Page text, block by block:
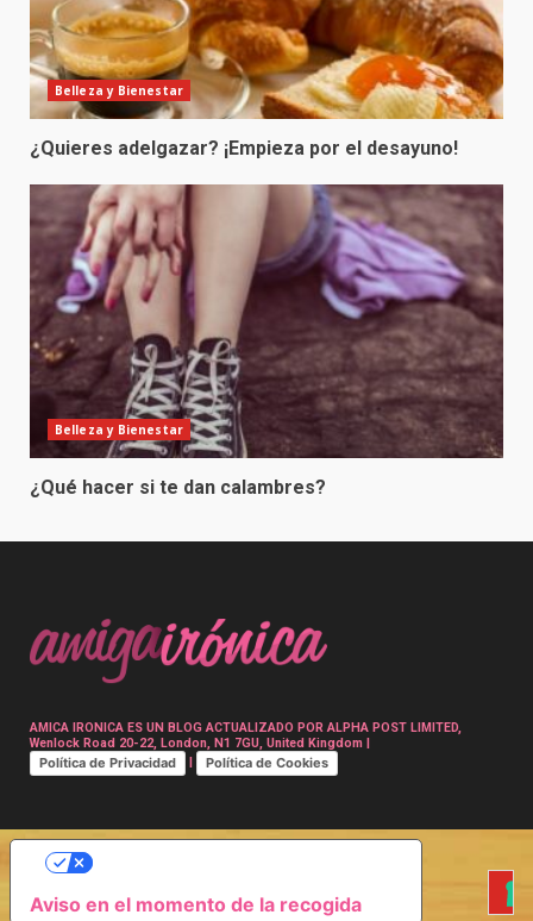
Belleza y Bienestar
¿Quieres adelgazar? ¡Empieza por el desayuno!
Belleza y Bienestar
¿Qué hacer si te dan calambres?
AMICA IRONICA ES UN BLOG ACTUALIZADO POR ALPHA POST LIMITED,
Wenlock Road 20-22, London, N1 7GU, United Kingdom |
Política de Privacidad Política de Cookies
Aviso en el momento de la recogida
SUS OPCIONES DE PRIVACIDAD